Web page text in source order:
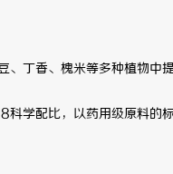
、丁香、槐米等多种植物
科学配比，以药用级原料的